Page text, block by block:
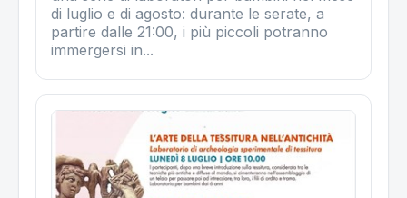
di luglio e di agosto: durante le serate, a
partire dalle 21:00, i più piccoli potranno
immergersi in...